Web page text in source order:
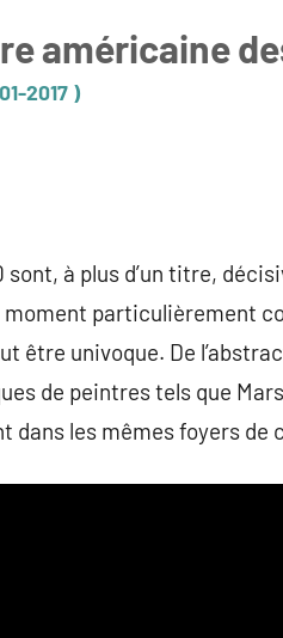
américaine
2017 )
sont, à plus d’un titre,
particulièrement
être univoque. De
de peintres tels que
dans les mêmes foyers de